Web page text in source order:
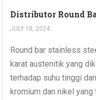
Distributor Round
JULY 18, 2024
Round bar stainless
karat austenitik yang
terhadap suhu tinggi
kromium dan nikel